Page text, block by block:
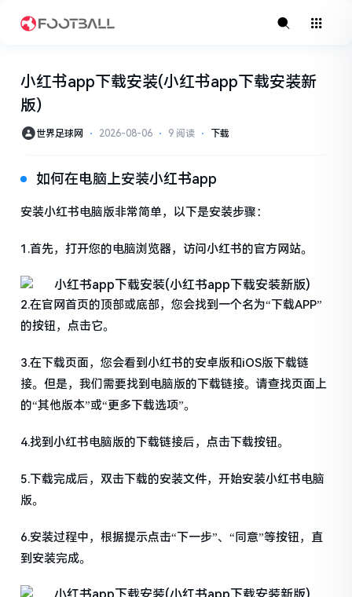
小红书app下载安装(小红书app下载安装新
版)
世界足球网 ⋅ 2026-08-06 ⋅ 9 阅读 ⋅ 下载
如何在电脑上安装小红书app
安装小红书电脑版非常简单，以下是安装步骤：
1.首先，打开您的电脑浏览器，访问小红书的官方网站。
2.在官网首页的顶部或底部，您会找到一个名为“下载APP”
的按钮，点击它。
3.在下载页面，您会看到小红书的安卓版和iOS版下载链
接。但是，我们需要找到电脑版的下载链接。请查找页面上
的“其他版本”或“更多下载选项”。
4.找到小红书电脑版的下载链接后，点击下载按钮。
5.下载完成后，双击下载的安装文件，开始安装小红书电脑
版。
6.安装过程中，根据提示点击“下一步”、“同意”等按钮，直
到安装完成。